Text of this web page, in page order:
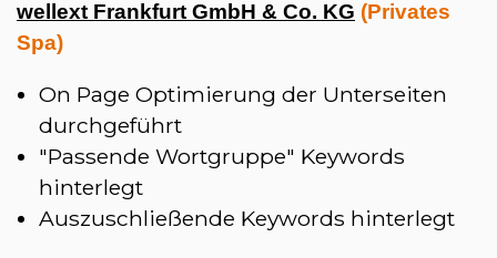
wellext Frankfurt GmbH & Co. KG (Privates
Spa)
On Page Optimierung der Unterseiten
durchgeführt
"Passende Wortgruppe" Keywords
hinterlegt
Auszuschließende Keywords hinterlegt